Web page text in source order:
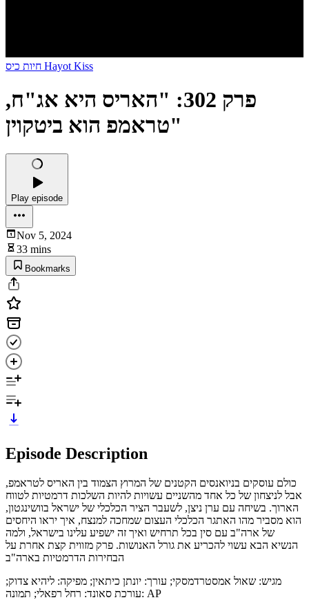
חיות כיס Hayot Kiss
פרק 302: "האריס היא אג"ח,
טראמפ הוא ביטקוין"
Play episode
Nov 5, 2024
33 mins
Bookmarks
Episode Description
כולם עוסקים בניואנסים הקטנים של המרוץ הצמוד בין האריס לטראמפ,
אבל לניצחון של כל אחד מהשניים עשויות להיות השלכות דרמטיות לטווח
הארוך. בשיחה עם ערן ניצן, לשעבר הציר הכלכלי של ישראל בוושינגטון,
הוא מסביר מהו האתגר הכלכלי העצום שמחכה למנצח, איך יראו היחסים
של ארה"ב עם סין בכל תרחיש ואיך זה ישפיע עלינו בישראל, ולמה
הנשיא הבא עשוי להכריע את גורל האנושות. פרק מזווית קצת אחרת על
הבחירות הדרמטיות בארה"ב
מגיש: שאול אמסטרדמסקי; עורך: יונתן כיתאין; מפיקה: ליהיא צדוק;
עורכת סאונד: רחל רפאלי; תמונה: AP